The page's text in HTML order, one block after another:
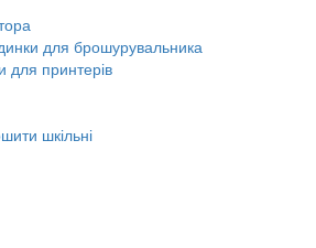
для брошурувальника
для принтерів
шкільні